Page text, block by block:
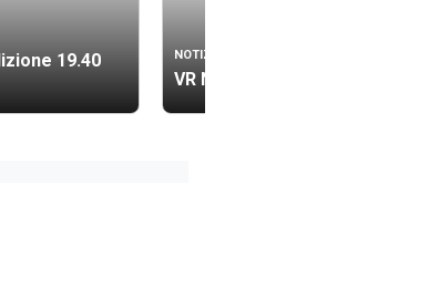
19.40
NOTIZIE
VR News Lis 06/08/2026